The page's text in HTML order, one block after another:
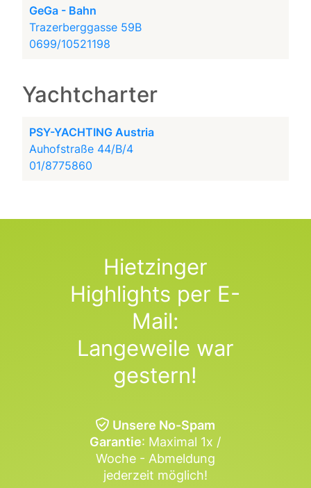
GeGa - Bahn
Trazerberggasse 59B
0699/10521198
Yachtcharter
PSY-YACHTING Austria
Auhofstraße 44/B/4
01/8775860
Hietzinger
Highlights per E-
Mail:
Langeweile war
gestern!
Unsere No-Spam
Garantie: Maximal 1x /
Woche - Abmeldung
jederzeit möglich!